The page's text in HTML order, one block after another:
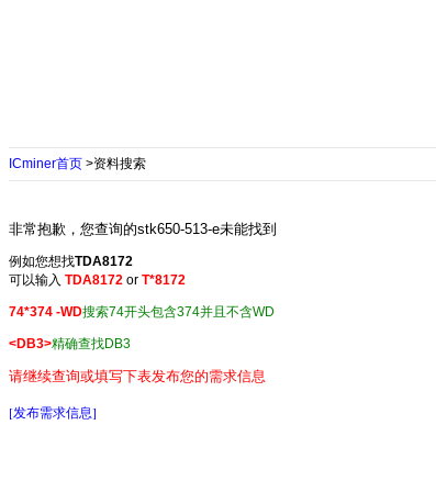
ICminer首页 >资料搜索
非常抱歉，您查询的stk650-513-e未能找到
例如您想找TDA8172
可以输入 TDA8172 or T*8172
74*374 -WD搜索74开头包含374并且不含WD
<DB3>精确查找DB3
请继续查询或填写下表发布您的需求信息
[发布需求信息]